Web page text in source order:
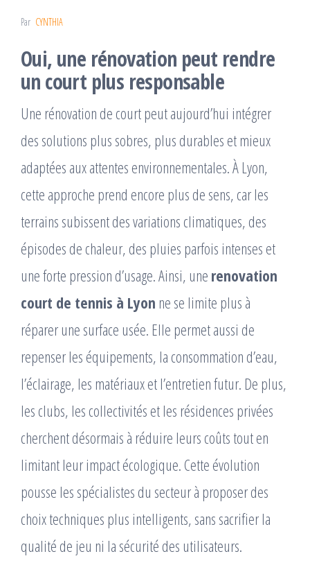
Par CYNTHIA
Oui, une rénovation peut rendre
un court plus responsable
Une rénovation de court peut aujourd’hui intégrer
des solutions plus sobres, plus durables et mieux
adaptées aux attentes environnementales. À Lyon,
cette approche prend encore plus de sens, car les
terrains subissent des variations climatiques, des
épisodes de chaleur, des pluies parfois intenses et
une forte pression d’usage. Ainsi, une renovation
court de tennis à Lyon ne se limite plus à
réparer une surface usée. Elle permet aussi de
repenser les équipements, la consommation d’eau,
l’éclairage, les matériaux et l’entretien futur. De plus,
les clubs, les collectivités et les résidences privées
cherchent désormais à réduire leurs coûts tout en
limitant leur impact écologique. Cette évolution
pousse les spécialistes du secteur à proposer des
choix techniques plus intelligents, sans sacrifier la
qualité de jeu ni la sécurité des utilisateurs.